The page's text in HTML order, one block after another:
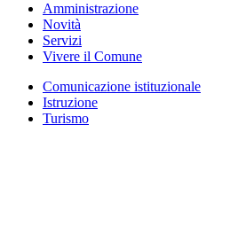
Amministrazione
Novità
Servizi
Vivere il Comune
Comunicazione istituzionale
Istruzione
Turismo